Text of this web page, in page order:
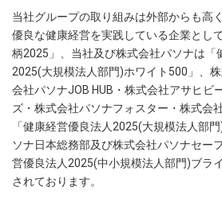
当社グループの取り組みは外部からも高
優良な健康経営を実践している企業とし
柄2025」、当社及び株式会社パソナは「
2025(大規模法人部門)ホワイト500」、
会社パソナJOB HUB・株式会社アサヒビ
ズ・株式会社パソナフォスター・株式会
「健康経営優良法人2025(大規模法人部
ソナ日本総務部及び株式会社パソナセー
営優良法人2025(中小規模法人部門)ブラ
されております。